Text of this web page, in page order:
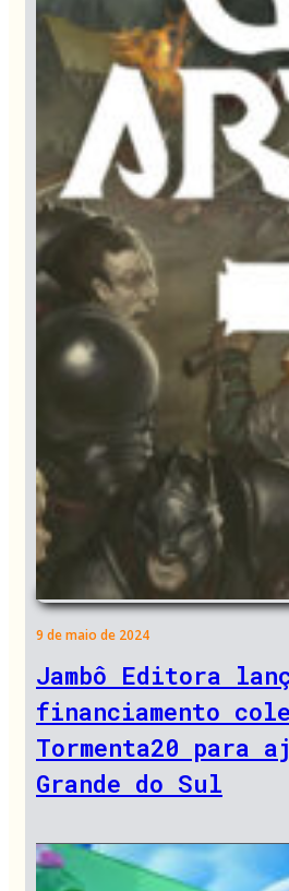
9 de maio de 2024
Jambô Editora
financiamento
Tormenta20 para
Grande do Sul